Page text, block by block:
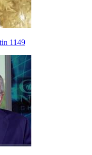
1149